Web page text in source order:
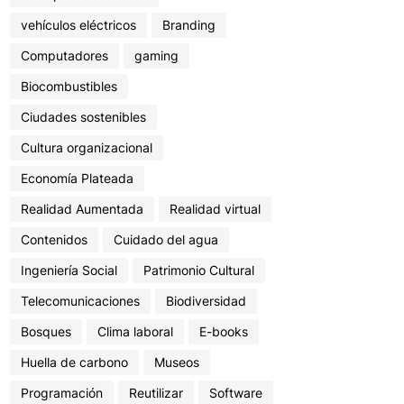
vehículos eléctricos
Branding
Computadores
gaming
Biocombustibles
Ciudades sostenibles
Cultura organizacional
Economía Plateada
Realidad Aumentada
Realidad virtual
Contenidos
Cuidado del agua
Ingeniería Social
Patrimonio Cultural
Telecomunicaciones
Biodiversidad
Bosques
Clima laboral
E-books
Huella de carbono
Museos
Programación
Reutilizar
Software